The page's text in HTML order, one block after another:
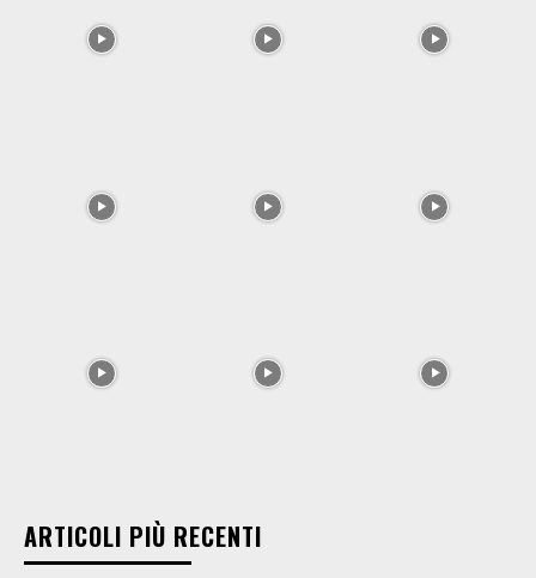
ARTICOLI PIÙ RECENTI